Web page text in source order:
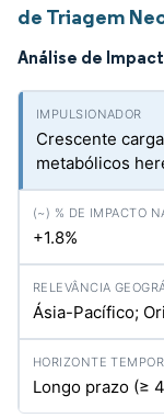
de Triagem
Análise de
Crescente
metabólicos
+1.8%
Ásia-Pacífico;
Longo prazo (≥